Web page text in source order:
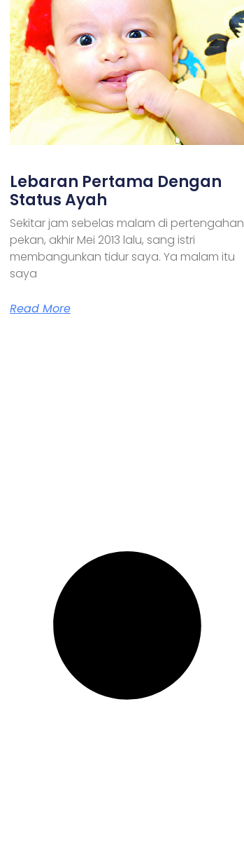
Lebaran Pertama Dengan
Status Ayah
Sekitar jam sebelas malam di pertengahan
pekan, akhir Mei 2013 lalu, sang istri
membangunkan tidur saya. Ya malam itu
saya
Read More